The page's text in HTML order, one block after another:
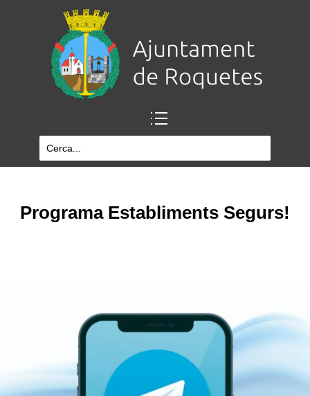
Programa Establiments Segurs!